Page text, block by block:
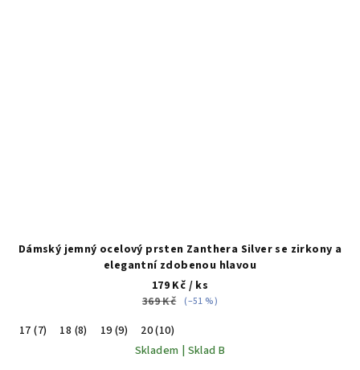
Dámský jemný ocelový prsten Zanthera Silver se zirkony a
elegantní zdobenou hlavou
179 Kč / ks
369 Kč (–51 %)
17 (7) 18 (8) 19 (9)
20 (10)
Skladem | Sklad B